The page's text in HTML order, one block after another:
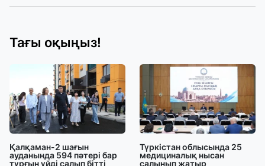
Тағы оқыңыз!
Қалқаман-2 шағын
ауданында 594 пәтері бар
тұрғын үйді салып бітті
Түркістан облысында 25
медициналық нысан
салынып жатыр